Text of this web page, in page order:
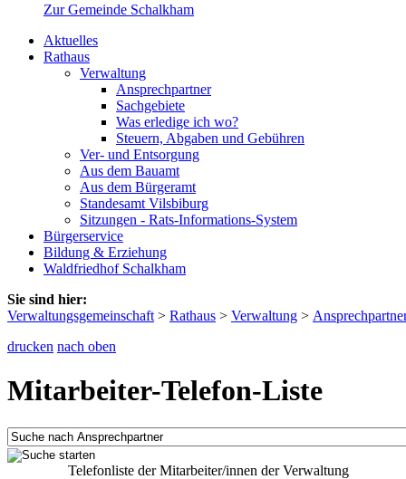
Zur Gemeinde Schalkham
Aktuelles
Rathaus
Verwaltung
Ansprechpartner
Sachgebiete
Was erledige ich wo?
Steuern, Abgaben und Gebühren
Ver- und Entsorgung
Aus dem Bauamt
Aus dem Bürgeramt
Standesamt Vilsbiburg
Sitzungen - Rats-Informations-System
Bürgerservice
Bildung & Erziehung
Waldfriedhof Schalkham
Sie sind hier:
Verwaltungsgemeinschaft > Rathaus > Verwaltung >
drucken nach oben
Mitarbeiter-Telefon-Liste
Telefonliste der Mitarbeiter/innen der Verwaltung